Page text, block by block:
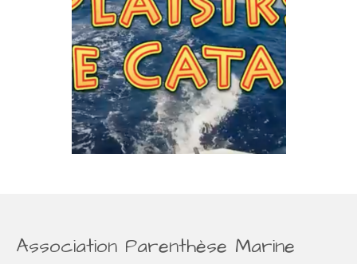
Association Parenthèse Marine